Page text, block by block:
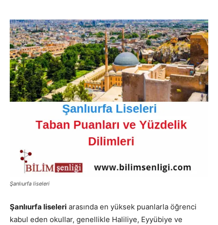
Şanlıurfa liseleri
Şanlıurfa liseleri arasında en yüksek puanlarla öğrenci
kabul eden okullar, genellikle Haliliye, Eyyübiye ve